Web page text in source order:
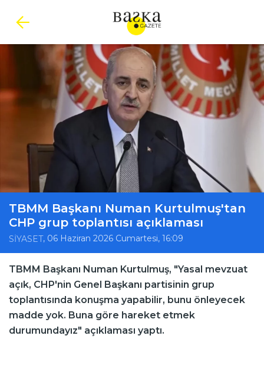
TBMM Başkanı Numan Kurtulmuş'tan
CHP grup toplantısı açıklaması
SİYASET, 06 Haziran 2026 Cumartesi, 16:09
TBMM Başkanı Numan Kurtulmuş, "Yasal mevzuat
açık, CHP'nin Genel Başkanı partisinin grup
toplantısında konuşma yapabilir, bunu önleyecek
madde yok. Buna göre hareket etmek
durumundayız" açıklaması yaptı.